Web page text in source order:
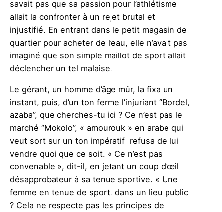
savait pas que sa passion pour l’athlétisme
allait la confronter à un rejet brutal et
injustifié. En entrant dans le petit magasin de
quartier pour acheter de l’eau, elle n’avait pas
imaginé que son simple maillot de sport allait
déclencher un tel malaise.
Le gérant, un homme d’âge mûr, la fixa un
instant, puis, d’un ton ferme l’injuriant ‘’Bordel,
azaba’’, que cherches-tu ici ? Ce n’est pas le
marché ‘’Mokolo’’, « amourouk » en arabe qui
veut sort sur un ton impératif refusa de lui
vendre quoi que ce soit. « Ce n’est pas
convenable », dit-il, en jetant un coup d’œil
désapprobateur à sa tenue sportive. « Une
femme en tenue de sport, dans un lieu public
? Cela ne respecte pas les principes de